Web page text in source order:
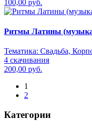
100,00 руб.
Ритмы Латины
Тематика: Свадьба,
4 скачивания
200,00 руб.
1
2
Категории